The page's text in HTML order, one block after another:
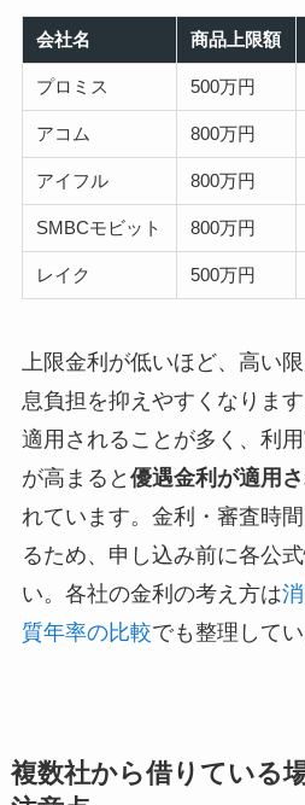
会社名 商品上限額
プロミス 500万円
アコム 800万円
アイフル 800万円
SMBCモビット 800万円
レイク 500万円
上限金利が低いほど、高い
息負担を抑えやすくなりま
適用されることが多く、利
が高まると 優遇金利が適用
れています。金利・審査時
るため、申し込み前に各公
い。各社の金利の考え方は
質年率の比較でも整理してい
複数社から借りている